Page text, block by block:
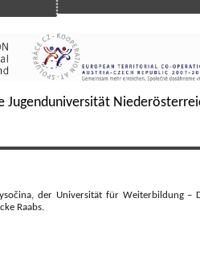
Jugenduniversität
der Universität für Weiterbildung –
Raabs.